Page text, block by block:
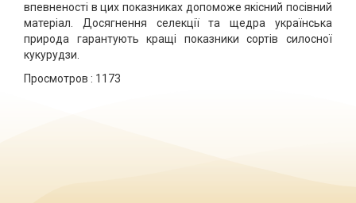
впевненості в цих показниках допоможе якісний посівний
матеріал. Досягнення селекції та щедра українська
природа гарантують кращі показники сортів силосної
кукурудзи.
Просмотров : 1173